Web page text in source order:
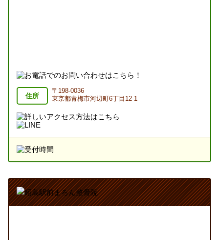
住所
〒198-0036
東京都青梅市河辺町6丁目12-1